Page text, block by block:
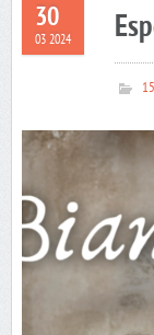
30
03 2024